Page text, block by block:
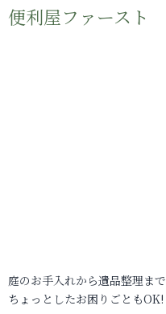
便利屋ファースト
庭のお手入れから遺品整理まで
ちょっとしたお困りごともOK!